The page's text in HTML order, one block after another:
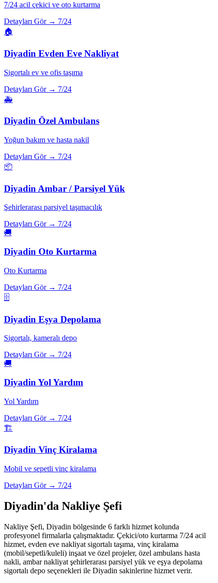
7/24 acil çekici ve oto kurtarma
Detayları Gör → 7/24
🏠
Diyadin Evden Eve Nakliyat
Sigortalı ev ve ofis taşıma
Detayları Gör → 7/24
🚑
Diyadin Özel Ambulans
Yoğun bakım ve hasta nakil
Detayları Gör → 7/24
📦
Diyadin Ambar / Parsiyel Yük
Şehirlerarası parsiyel taşımacılık
Detayları Gör → 7/24
🚚
Diyadin Oto Kurtarma
Oto Kurtarma
Detayları Gör → 7/24
🗄️
Diyadin Eşya Depolama
Sigortalı, kameralı depo
Detayları Gör → 7/24
🚚
Diyadin Yol Yardım
Yol Yardım
Detayları Gör → 7/24
🏗️
Diyadin Vinç Kiralama
Mobil ve sepetli vinç kiralama
Detayları Gör → 7/24
Diyadin'da Nakliye Şefi
Nakliye Şefi, Diyadin bölgesinde 6 farklı hizmet kolunda
profesyonel firmalarla çalışmaktadır. Çekici/oto kurtarma 7/24 acil
hizmet, evden eve nakliyat sigortalı taşıma, vinç kiralama
(mobil/sepetli/kuleli) inşaat ve özel projeler, özel ambulans hasta
nakli, ambar nakliyat şehirlerarası parsiyel yük ve eşya depolama
sigortalı depo seçenekleri ile Diyadin sakinlerine hizmet verir.